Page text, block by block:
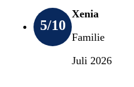
5/10
Xenia
Familie
Juli 2026